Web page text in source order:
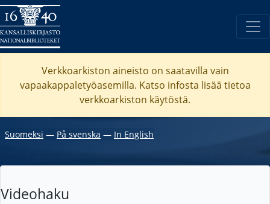
Verkkoarkiston aineisto on saatavilla vain
vapaakappaletyöasemilla. Katso infosta lisää tietoa
verkkoarkiston käytöstä.
Suomeksi ― På svenska ― In English
Videohaku